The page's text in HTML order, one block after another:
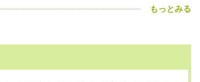
もっとみる